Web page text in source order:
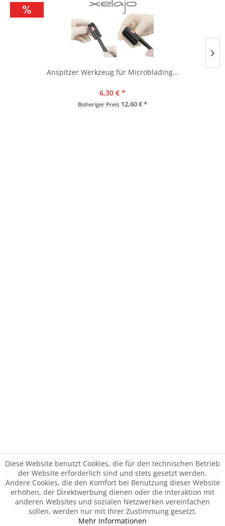
Anspitzer Werkzeug für Microblading...
6,30 € *
Bisheriger Preis 12,60 € *
Diese Website benutzt Cookies, die für den technischen Betrieb
der Website erforderlich sind und stets gesetzt werden.
Andere Cookies, die den Komfort bei Benutzung dieser Website
erhöhen, der Direktwerbung dienen oder die Interaktion mit
anderen Websites und sozialen Netzwerken vereinfachen
sollen, werden nur mit Ihrer Zustimmung gesetzt.
Mehr Informationen